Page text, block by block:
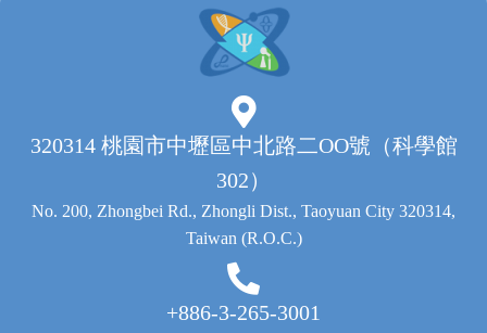
320314 桃園市中壢區中北路二OO號（科學館
302）
No. 200, Zhongbei Rd., Zhongli Dist., Taoyuan City 320314,
Taiwan (R.O.C.)
+886-3-265-3001